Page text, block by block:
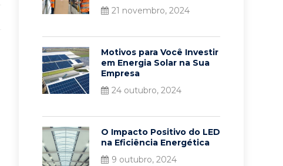
21 novembro, 2024
Motivos para Você Investir
em Energia Solar na Sua
Empresa
24 outubro, 2024
O Impacto Positivo do LED
na Eficiência Energética
9 outubro, 2024